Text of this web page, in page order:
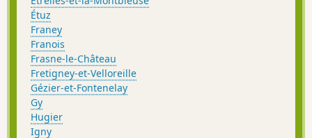
Étuz
Franey
Franois
Frasne-le-Château
Fretigney-et-Velloreille
Gézier-et-Fontenelay
Gy
Hugier
Igny